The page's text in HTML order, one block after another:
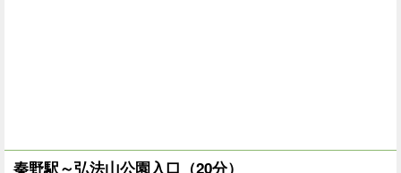
秦野駅～弘法山公園入口（20分）